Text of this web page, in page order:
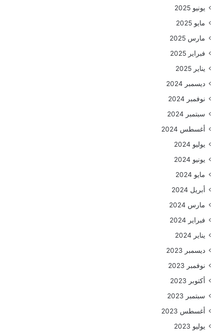
يونيو 2025
مايو 2025
مارس 2025
فبراير 2025
يناير 2025
ديسمبر 2024
نوفمبر 2024
سبتمبر 2024
أغسطس 2024
يوليو 2024
يونيو 2024
مايو 2024
أبريل 2024
مارس 2024
فبراير 2024
يناير 2024
ديسمبر 2023
نوفمبر 2023
أكتوبر 2023
سبتمبر 2023
أغسطس 2023
يوليو 2023